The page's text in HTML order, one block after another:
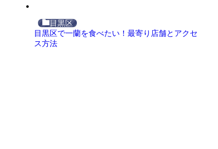
目黒区
目黒区で一蘭を食べたい！最寄り店舗とアクセ
ス方法